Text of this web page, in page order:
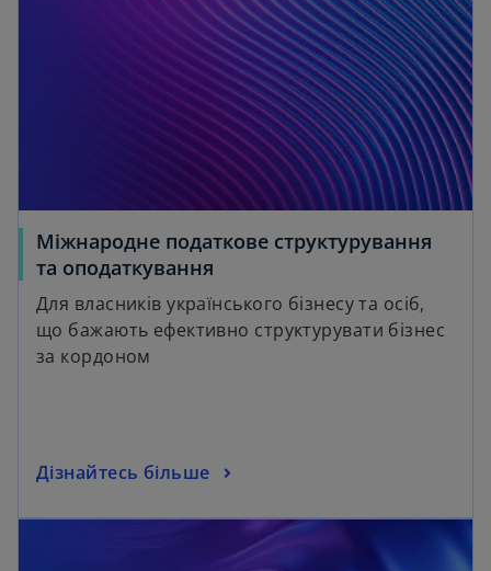
Міжнародне податкове структурування
та оподаткування
Для власників українського бізнесу та осіб,
що бажають ефективно структурувати бізнес
за кордоном
Дізнайтесь більше